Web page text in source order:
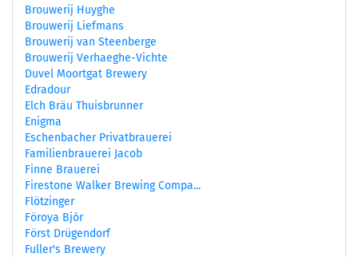
Brouwerij Huyghe
Brouwerij Liefmans
Brouwerij van Steenberge
Brouwerij Verhaeghe-Vichte
Duvel Moortgat Brewery
Edradour
Elch Bräu Thuisbrunner
Enigma
Eschenbacher Privatbrauerei
Familienbrauerei Jacob
Finne Brauerei
Firestone Walker Brewing Compa...
Flötzinger
Föroya Bjór
Först Drügendorf
Fuller's Brewery